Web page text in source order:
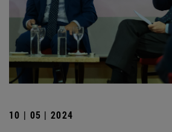
10 | 05 | 2024